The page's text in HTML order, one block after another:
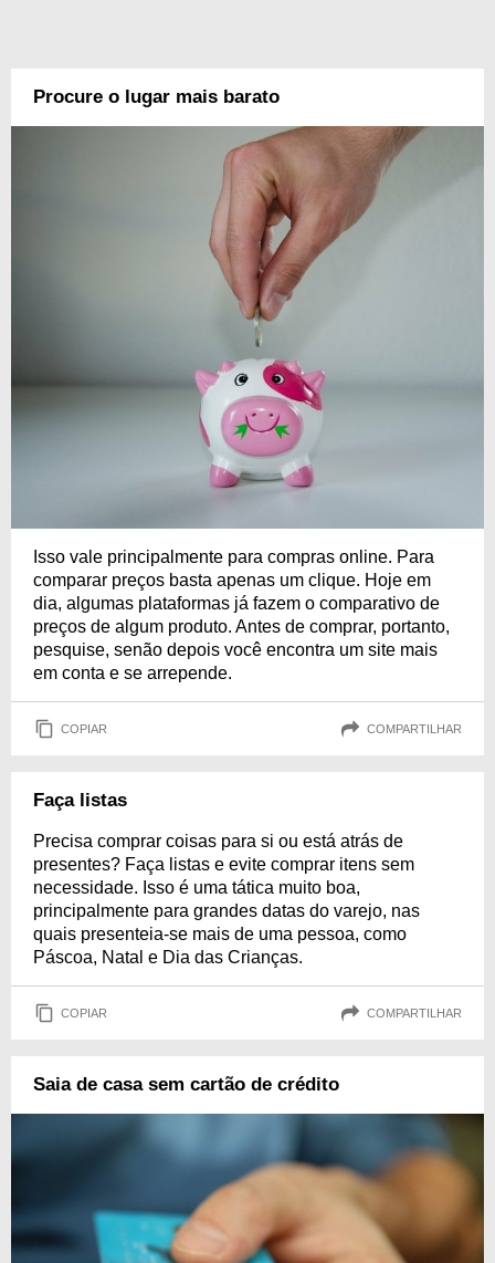
Procure o lugar mais barato
Isso vale principalmente para compras online. Para
comparar preços basta apenas um clique. Hoje em
dia, algumas plataformas já fazem o comparativo de
preços de algum produto. Antes de comprar, portanto,
pesquise, senão depois você encontra um site mais
em conta e se arrepende.
COPIAR COMPARTILHAR
Faça listas
Precisa comprar coisas para si ou está atrás de
presentes? Faça listas e evite comprar itens sem
necessidade. Isso é uma tática muito boa,
principalmente para grandes datas do varejo, nas
quais presenteia-se mais de uma pessoa, como
Páscoa, Natal e Dia das Crianças.
COPIAR COMPARTILHAR
Saia de casa sem cartão de crédito